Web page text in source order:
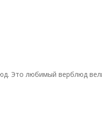
Это любимый верблюд